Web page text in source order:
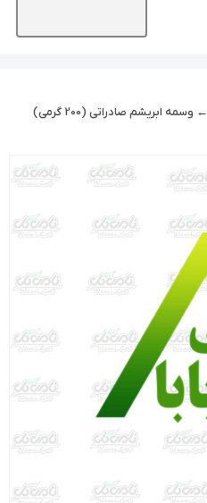
← وسمه ابریشم صادراتی (200 گرمی)